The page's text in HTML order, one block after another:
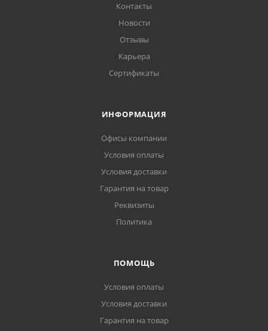
Контакты
Новости
Отзывы
Карьера
Сертификаты
ИНФОРМАЦИЯ
Офисы компании
Условия оплаты
Условия доставки
Гарантия на товар
Реквизиты
Политика
ПОМОЩЬ
Условия оплаты
Условия доставки
Гарантия на товар